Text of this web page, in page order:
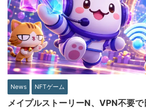
News NFTゲーム
メイプルストーリーN、VPN不要